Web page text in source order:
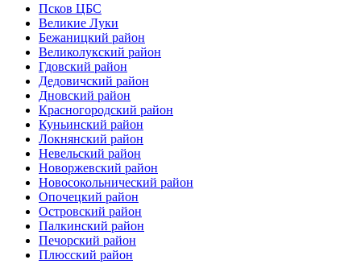
Псков ЦБС
Великие Луки
Бежаницкий район
Великолукский район
Гдовский район
Дедовичский район
Дновский район
Красногородский район
Куньинский район
Локнянский район
Невельский район
Новоржевский район
Новосокольнический район
Опочецкий район
Островский район
Палкинский район
Печорский район
Плюсский район